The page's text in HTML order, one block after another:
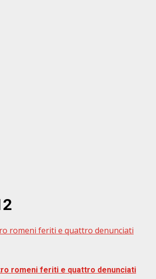
romeni feriti e quattro denunciati
romeni feriti e quattro denunciati